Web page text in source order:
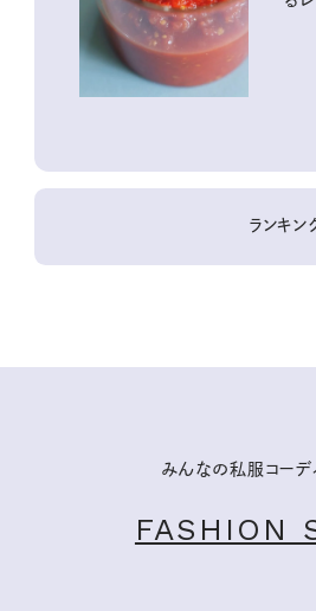
ランキン
みんなの私服コーデ
FASHION